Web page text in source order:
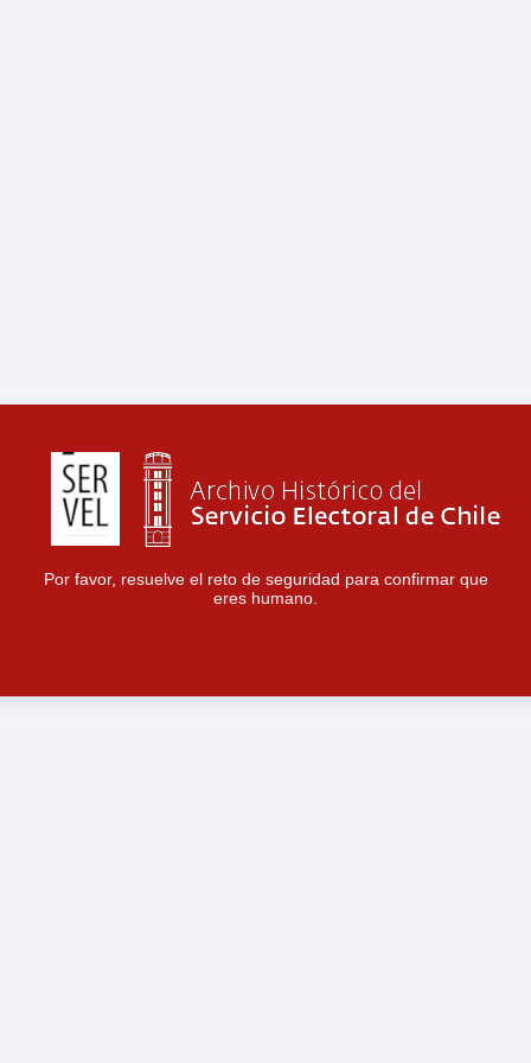
Por favor, resuelve el reto de seguridad para confirmar que
eres humano.